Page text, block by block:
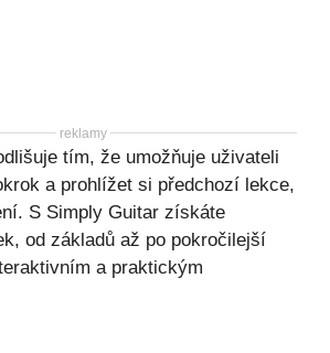
reklamy
tím, že umožňuje uživateli
a prohlížet si předchozí lekce,
S Simply Guitar získáte
od základů až po pokročilejší
a praktickým